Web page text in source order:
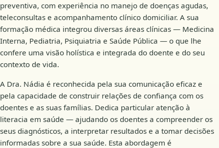
preventiva, com experiência no manejo de doenças agudas,
teleconsultas e acompanhamento clínico domiciliar. A sua
formação médica integrou diversas áreas clínicas — Medicina
Interna, Pediatria, Psiquiatria e Saúde Pública — o que lhe
confere uma visão holística e integrada do doente e do seu
contexto de vida.
A Dra. Nádia é reconhecida pela sua comunicação eficaz e
pela capacidade de construir relações de confiança com os
doentes e as suas famílias. Dedica particular atenção à
literacia em saúde — ajudando os doentes a compreender os
seus diagnósticos, a interpretar resultados e a tomar decisões
informadas sobre a sua saúde. Esta abordagem é